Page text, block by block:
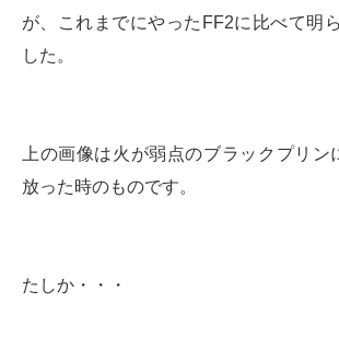
が、これまでにやったFF2に比べて明
した。
上の画像は火が弱点のブラックプリン
放った時のものです。
たしか・・・